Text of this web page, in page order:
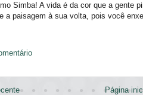
Simba! A vida é da cor que a gente
a paisagem à sua volta, pois você
Página